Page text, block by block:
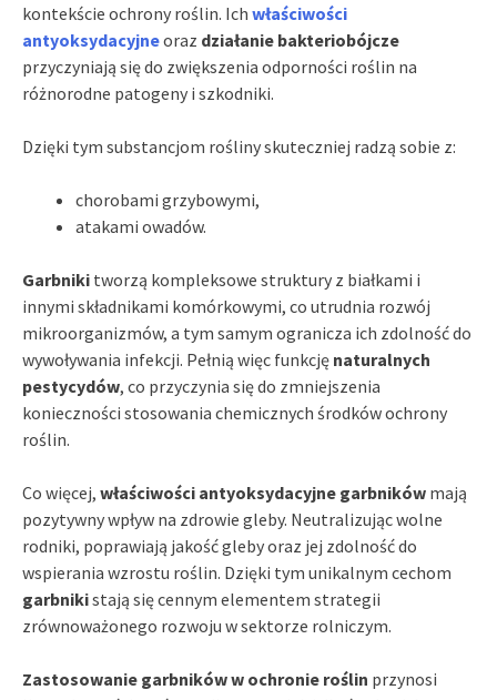
kontekście ochrony roślin. Ich właściwości
antyoksydacyjneoraz działanie bakteriobójcze
przyczyniają się do zwiększenia odporności roślin na
różnorodne patogeny i szkodniki.
Dzięki tym substancjom rośliny skuteczniej radzą sobie z:
chorobami grzybowymi,
atakami owadów.
Garbniki tworzą kompleksowe struktury z białkami i
innymi składnikami komórkowymi, co utrudnia rozwój
mikroorganizmów, a tym samym ogranicza ich zdolność do
wywoływania infekcji. Pełnią więc funkcję naturalnych
pestycydów, co przyczynia się do zmniejszenia
konieczności stosowania chemicznych środków ochrony
roślin.
Co więcej, właściwości antyoksydacyjne garbników mają
pozytywny wpływ na zdrowie gleby. Neutralizując wolne
rodniki, poprawiają jakość gleby oraz jej zdolność do
wspierania wzrostu roślin. Dzięki tym unikalnym cechom
garbnikistają się cennym elementem strategii
zrównoważonego rozwoju w sektorze rolniczym.
Zastosowanie garbników w ochronie roślin przynosi